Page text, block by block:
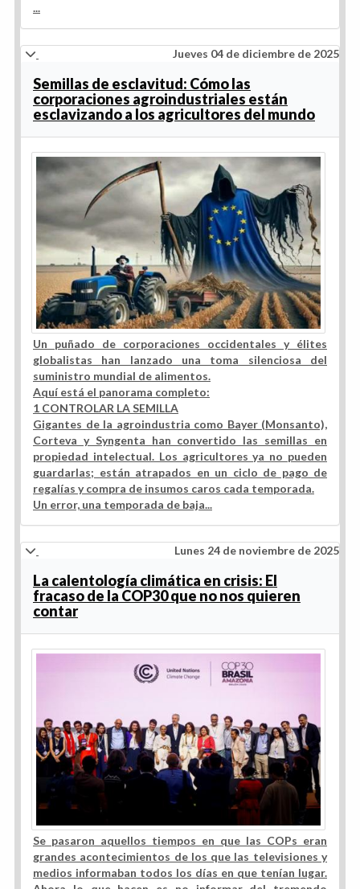
...
Jueves 04 de diciembre de 2025
Semillas de esclavitud: Cómo las
corporaciones agroindustriales están
esclavizando a los agricultores del mundo
Un puñado de corporaciones occidentales y élites
globalistas han lanzado una toma silenciosa del
suministro mundial de alimentos.
Aquí está el panorama completo:
1️ CONTROLAR LA SEMILLA
Gigantes de la agroindustria como Bayer (Monsanto),
Corteva y Syngenta han convertido las semillas en
propiedad intelectual. Los agricultores ya no pueden
guardarlas; están atrapados en un ciclo de pago de
regalías y compra de insumos caros cada temporada.
Un error, una temporada de baja...
Lunes 24 de noviembre de 2025
La calentología climática en crisis: El
fracaso de la COP30 que no nos quieren
contar
Se pasaron aquellos tiempos en que las COPs eran
grandes acontecimientos de los que las televisiones y
medios informaban todos los días en que tenían lugar.